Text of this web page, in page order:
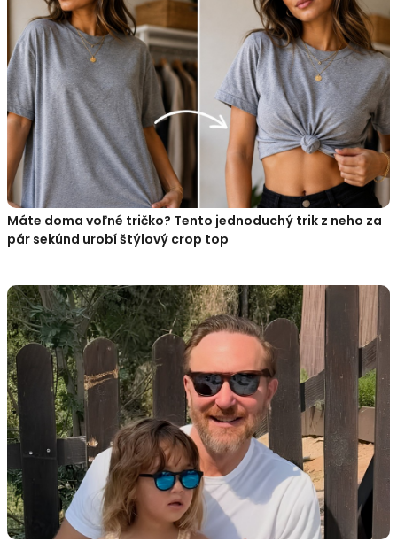
Máte doma voľné tričko? Tento jednoduchý trik z neho za
pár sekúnd urobí štýlový crop top